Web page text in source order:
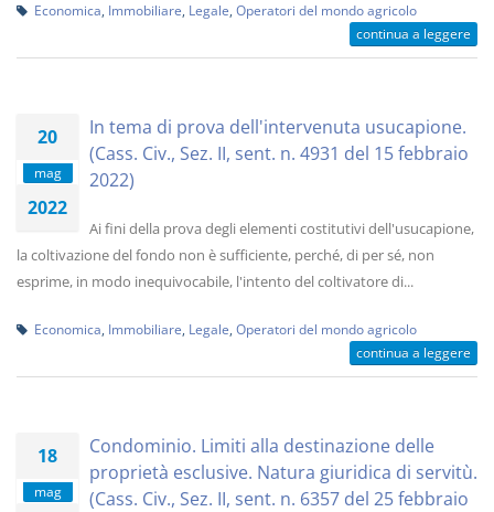
Economica Immobiliare Legale Operatori del mondo agricolo
continua a leggere
20
mag
2022
In tema di prova dell'intervenuta usucapione.
(Cass. Civ., Sez. II, sent. n. 4931 del 15 febbraio
2022)
Ai fini della prova degli elementi costitutivi dell'usucapione,
la coltivazione del fondo non è sufficiente, perché, di per sé, non
esprime, in modo inequivocabile, l'intento del coltivatore di...
Economica Immobiliare Legale Operatori del mondo agricolo
continua a leggere
18
mag
Condominio. Limiti alla destinazione delle
proprietà esclusive. Natura giuridica di servitù.
(Cass. Civ., Sez. II, sent. n. 6357 del 25 febbraio